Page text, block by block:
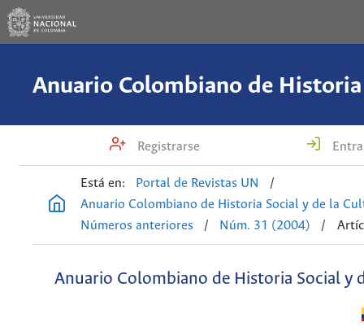
Registrarse
Está en: Portal de Revistas UN
/
Anuario Colombiano de Historia Social y de la
Números anteriores
/ Núm. 31 (2004) /
Anuario Colombiano de Historia Social y